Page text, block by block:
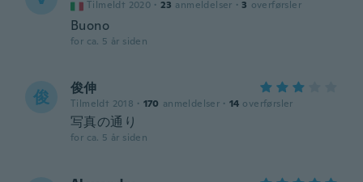
Tilmeldt 2020 · 23 anmeldelser · 3 overførsler
Buono
for ca. 5 år siden
俊 俊伸
Tilmeldt 2018 · 170 anmeldelser · 14 overførsler
写真の通り
for ca. 5 år siden